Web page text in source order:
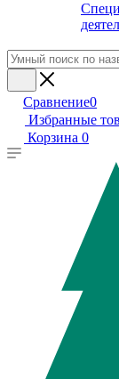
Сравнение0
Избранные
Корзина 0